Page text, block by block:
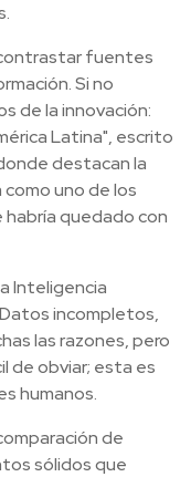
fuentes
Si no
de la innovación:
Latina", escrito
destacan la
uno de los
habría quedado con
Inteligencia
incompletos,
las razones, pero
de obviar; esta es
humanos.
de
sólidos que